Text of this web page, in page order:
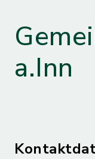
a.Inn